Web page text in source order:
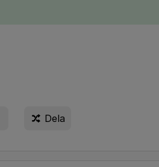
Dela